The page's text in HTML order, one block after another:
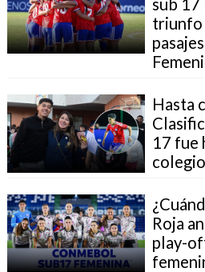
sub 17
triunfo
Hasta
17 fue
colegio
Roja
play-